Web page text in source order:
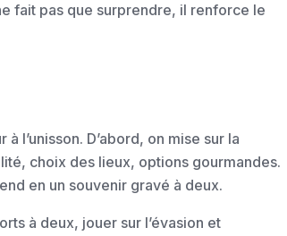
fait pas que surprendre, il renforce le
l’unisson. D’abord, on mise sur la
choix des lieux, options gourmandes.
en un souvenir gravé à deux.
à deux, jouer sur l’évasion et